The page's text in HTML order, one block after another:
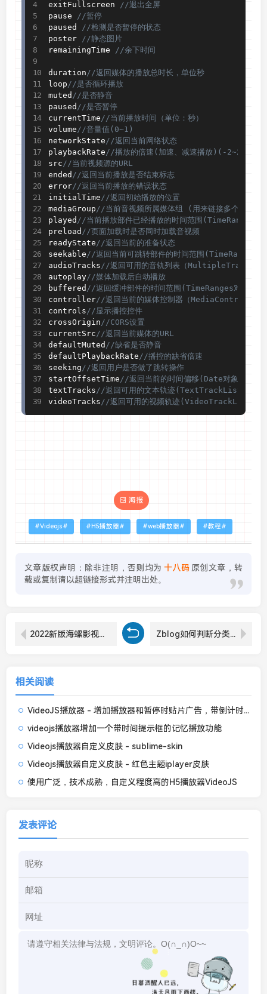
exitFullscreen
//退出全屏
pause
//暂停
paused
//检测是否暂停的状态
poster
//静态图片
remainingTime
//余下时间
duration //返回媒体的播放总时长，单位秒
loop //是否循环播放
muted //是否静音
paused //是否暂停
currentTime //当前播放时间（单位：秒）
volume //音量值(0~1)
networkState //返回当前网络状态
playbackRate //播放的倍速(加速、减速播放)(-2~2)
src //当前视频源的URL
ended //返回当前播放是否结束标志
error//返回当前播放的错误状态
initialTime //返回初始播放的位置
mediaGroup //当前音视频所属媒体组 (用来链接多个音视频
played //当前播放部件已经播放的时间范围(TimeRanges对
preload //页面加载时是否同时加载音视频
readyState //返回当前的准备状态
seekable //返回当前可跳转部件的时间范围(TimeRanges
audioTracks //返回可用的音轨列表（MultipleTrackList
autoplay//媒体加载后自动播放
buffered //返回缓冲部件的时间范围(TimeRanges对象)
controller//返回当前的媒体控制器（MediaController
controls //显示播控控件
crossOrigin //CORS设置
currentSrc //返回当前媒体的URL
defaultMuted //缺省是否静音
defaultPlaybackRate //播控的缺省倍速
seeking //返回用户是否做了跳转操作
startOffsetTime //返回当前的时间偏移(Date对象)
textTracks //返回可用的文本轨迹(TextTrackList对象)
videoTracks //返回可用的视频轨迹(VideoTrackList对
海报
Videojs H5播放器 web播放器 教程
文章版权声明：除非注明，否则均为 十八码 原创文章，转
载或复制请以超链接形式并注明出处。
2022新版海螺影视主题模板M3.1全解密版本多功能苹果CMSv10后台自适应主题 Zblog如何判断分类ID和运行PHP代码
相关阅读
VideoJS播放器 - 增加播放器和暂停时贴片广告，带倒计时可关闭
videojs播放器增加一个带时间提示框的记忆播放功能
Videojs播放器自定义皮肤 - sublime-skin
Videojs播放器自定义皮肤 - 红色主题iplayer皮肤
使用广泛，技术成熟，自定义程度高的H5播放器VideoJS
发表评论